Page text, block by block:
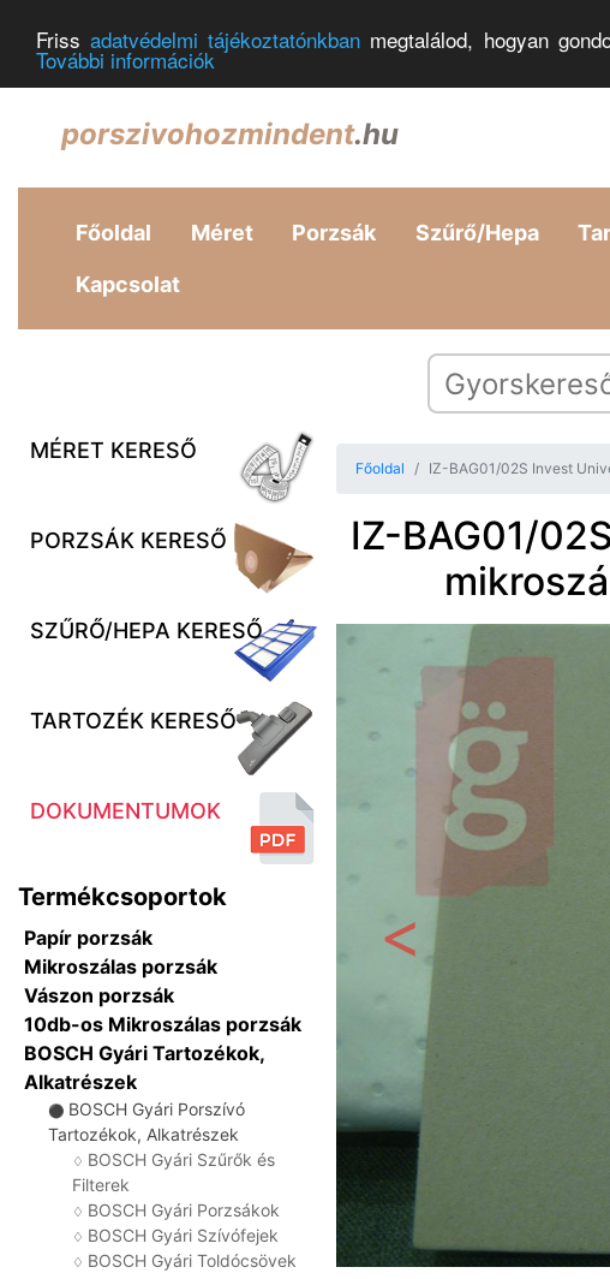
Frissadatvédelmi tájékoztatónkban megtalálod, hogyan
További információk
porszivohozmindent.hu
Főoldal Méret Porzsák Szűrő/Hepa
Kapcsolat
MÉRET KERESŐ
PORZSÁK KERESŐ
SZŰRŐ/HEPA KERESŐ
TARTOZÉK KERESŐ
DOKUMENTUMOK
Termékcsoportok
Papír porzsák
Mikroszálas porzsák
Vászon porzsák
10db-os Mikroszálas porzsák
BOSCH Gyári Tartozékok,
Alkatrészek
⚫ BOSCH Gyári Porszívó
Tartozékok, Alkatrészek
♢ BOSCH Gyári Szűrők és
Filterek
♢ BOSCH Gyári Porzsákok
♢ BOSCH Gyári Szívófejek
♢ BOSCH Gyári Toldócsövek
Főoldal IZ-BAG01/02S Invest
IZ-BAG01/
Előző